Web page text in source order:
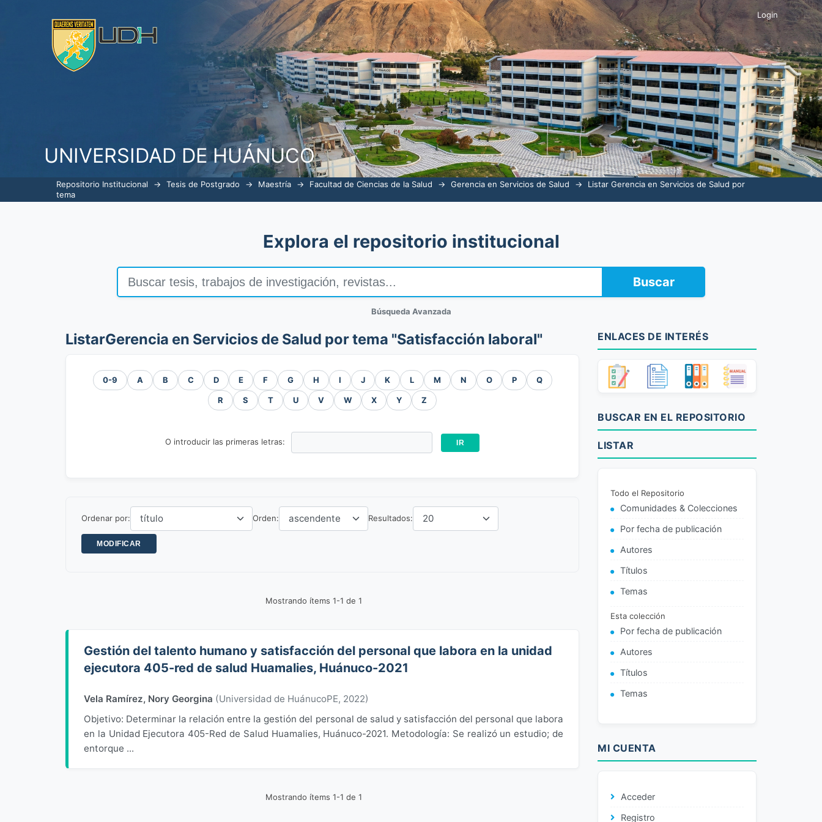
UNIVERSIDAD DE HUÁNUCO
ListarGerencia en Servicios de Salud por tema "Satisfacción laboral" Login
Repositorio Institucional → Tesis de Postgrado → Maestría → Facultad de Ciencias de la Salud → Gerencia en Servicios de Salud →
Listar Gerencia en Servicios de Salud por
tema
Explora el repositorio institucional
Buscar
Búsqueda Avanzada
ListarGerencia en Servicios de Salud por tema "Satisfacción laboral"
0-9 A B C D E F G H I J K L M N O P Q
R S T U V W X Y Z
O introducir las primeras letras:
Ordenar por: Orden: Resultados:
Mostrando ítems 1-1 de 1
Gestión del talento humano y satisfacción del personal que labora en la unidad
ejecutora 405-red de salud Huamalies, Huánuco-2021
Vela Ramírez, Nory Georgina (Universidad de HuánucoPE, 2022)
Objetivo: Determinar la relación entre la gestión del personal de salud y satisfacción del personal que labora
en la Unidad Ejecutora 405-Red de Salud Huamalies, Huánuco-2021. Metodología: Se realizó un estudio; de
entorque ...
Mostrando ítems 1-1 de 1
ENLACES DE INTERÉS
BUSCAR EN EL REPOSITORIO
LISTAR
Todo el Repositorio
Comunidades & Colecciones
Por fecha de publicación
Autores
Títulos
Temas
Esta colección
Por fecha de publicación
Autores
Títulos
Temas
MI CUENTA
Acceder
Registro